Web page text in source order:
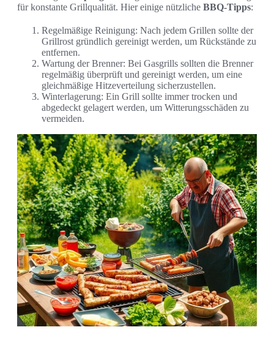
für konstante Grillqualität. Hier einige nützliche BBQ-Tipps:
Regelmäßige Reinigung: Nach jedem Grillen sollte der
Grillrost gründlich gereinigt werden, um Rückstände zu
entfernen.
Wartung der Brenner: Bei Gasgrills sollten die Brenner
regelmäßig überprüft und gereinigt werden, um eine
gleichmäßige Hitzeverteilung sicherzustellen.
Winterlagerung: Ein Grill sollte immer trocken und
abgedeckt gelagert werden, um Witterungsschäden zu
vermeiden.